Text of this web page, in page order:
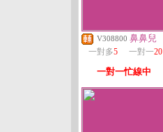
V308800 鼻鼻兒
一對多5 一對一20
一對一忙線中